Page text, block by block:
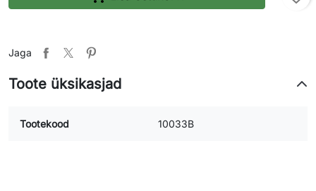
Jaga
Toote üksikasjad
Tootekood 10033B